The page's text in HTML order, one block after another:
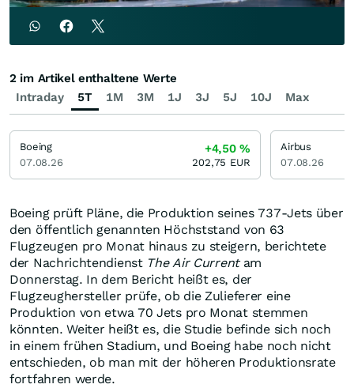
Boeing prüft Pläne, die Produktion seines 737-Jets über
den öffentlich genannten Höchststand von 63
Flugzeugen pro Monat hinaus zu steigern, berichtete
der Nachrichtendienst The Air Currentam
Donnerstag. In dem Bericht heißt es, der
Flugzeughersteller prüfe, ob die Zulieferer eine
Produktion von etwa 70 Jets pro Monat stemmen
könnten. Weiter heißt es, die Studie befinde sich noch
in einem frühen Stadium, und Boeing habe noch nicht
entschieden, ob man mit der höheren Produktionsrate
fortfahren werde.
Intraday 5T 1M 3M 1J 3J 5J 10J Max
2 im Artikel enthaltene Werte
Boeing
07.08.26
+4,50%
202,75 EUR
Airbus
07.08.26